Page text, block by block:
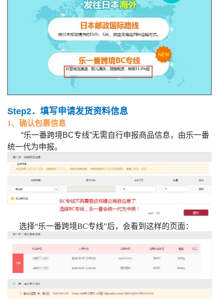
Step2．填写申请发货资料信息
1、确认包裹信息
“乐一番跨境BC专线”无需自行申报商品信息，由乐一番
统一代为申报。
选择“乐一番跨境BC专线”后，会看到这样的页面：